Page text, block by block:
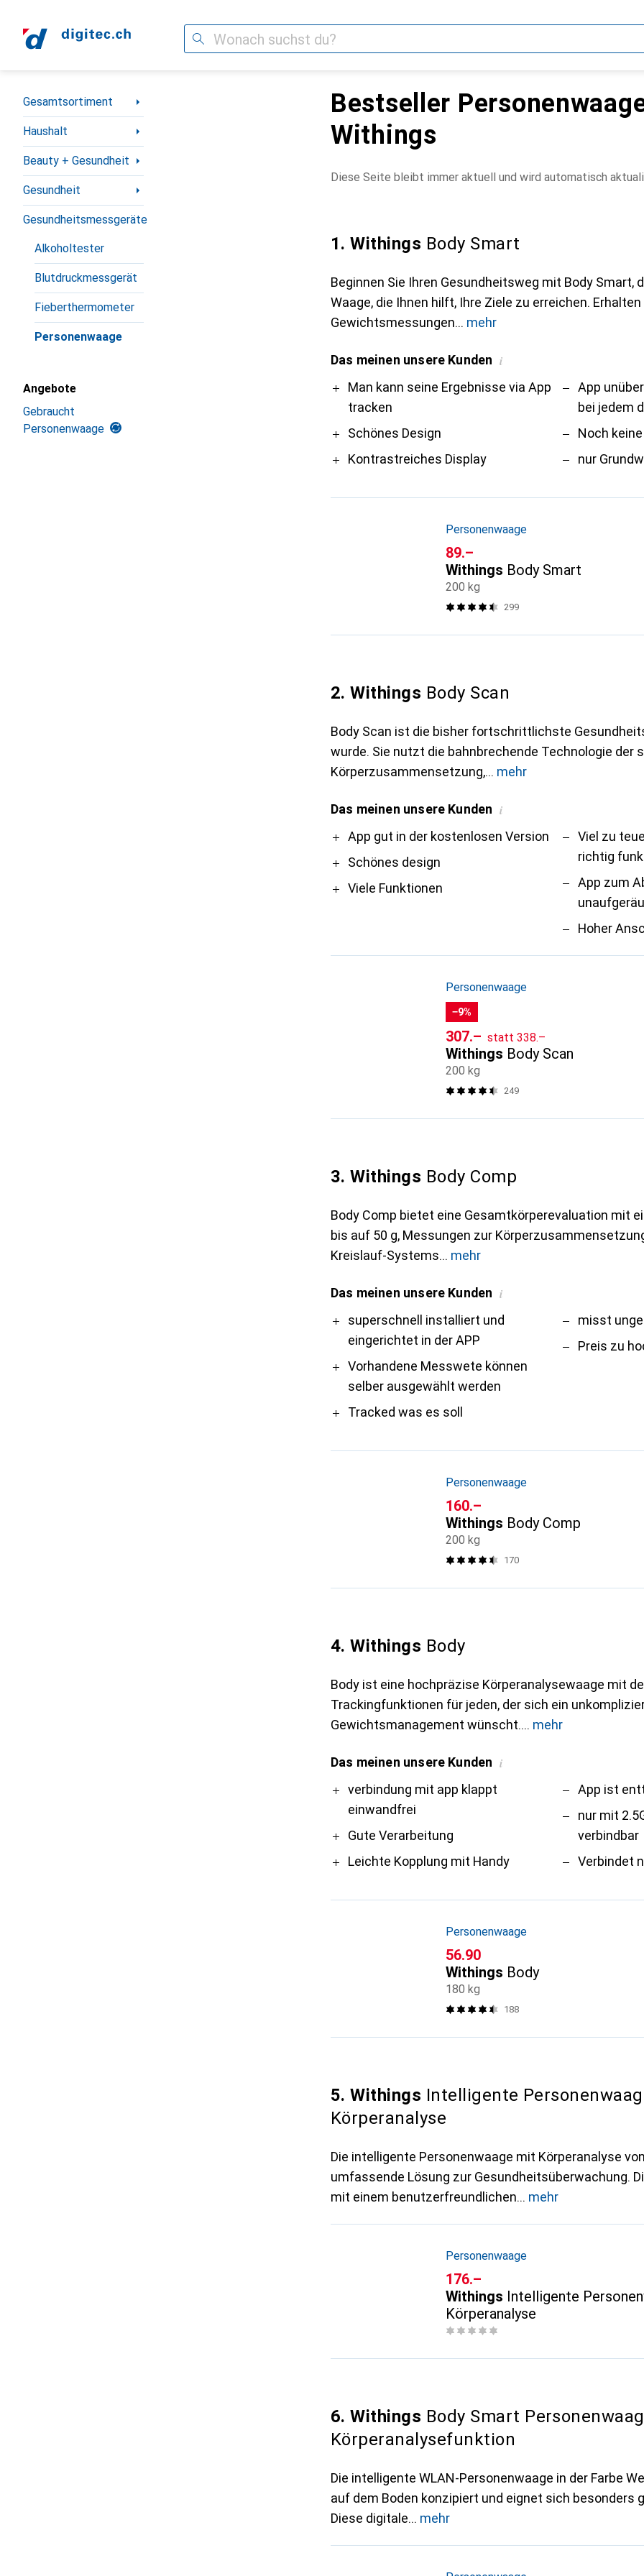
Suche
Navigation nach Kategorien
Gesamtsortiment
Haushalt
Beauty + Gesundheit
Gesundheit
Gesundheitsmessgeräte
Alkoholtester
Blutdruckmessgerät
Fieberthermometer
Personenwaage
Angebote
Gebraucht
Personenwaage
Bestseller
Withings
Diese Seite bleibt immer aktuell und wird automatisch
1. Withings Body Smart
Beginnen Sie Ihren Gesundheitsweg mit Body Smart,
Waage, die Ihnen hilft, Ihre Ziele zu erreichen.
Gewichtsmessungen
mehr
Das meinen unsere Kunden i
ProMan kann seine Ergebnisse via App
tracken
Schönes Design
Kontrastreiches Display
Contra
App
bei jedem
Noch
nur
Personenwaage
CHF
89.–
Withings Body Smart
200 kg
299
2. Withings Body Scan
Body Scan ist die bisher fortschrittlichste
wurde. Sie nutzt die bahnbrechende Technologie der
Körperzusammensetzung,
mehr
Das meinen unsere Kunden i
ProApp gut in der kostenlosen Version
Schönes design
Viele Funktionen
Contra
Viel zu
richtig
App zum
Hoher
Personenwaage
−9%
CHF
307.– statt CHF
338.–
Withings Body Scan
200 kg
249
3. Withings Body Comp
Body Comp bietet eine Gesamtkörperevaluation mit
bis auf 50 g, Messungen zur
Kreislauf-Systems
mehr
Das meinen unsere Kunden i
Prosuperschnell installiert und
eingerichtet in der APP
Vorhandene Messwete können
selber ausgewählt werden
Tracked was es soll
Contra
misst
Preis zu
Personenwaage
CHF
160.–
Withings Body Comp
200 kg
170
4. Withings Body
Body ist eine hochpräzise Körperanalysewaage mit
Trackingfunktionen für jeden, der sich ein
Gewichtsmanagement wünscht.
mehr
Das meinen unsere Kunden i
Proverbindung mit app klappt
einwandfrei
Gute Verarbeitung
Leichte Kopplung mit Handy
Contra
App ist
nur mit
verbindbar
Verbindet
Personenwaage
CHF
56.90
Withings Body
180 kg
188
5. Withings Intelligente
Körperanalyse
Die intelligente Personenwaage mit Körperanalyse
umfassende Lösung zur Gesundheitsüberwachung.
mit einem benutzerfreundlichen
mehr
Personenwaage
CHF
176.–
Withings Intelligente
Körperanalyse
6. Withings Body Smart
Körperanalysefunktion
Die intelligente WLAN-Personenwaage in der Farbe
auf dem Boden konzipiert und eignet sich besonders
Diese digitale
mehr